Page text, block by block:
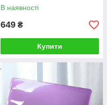
В наявності
649 ₴
Купити